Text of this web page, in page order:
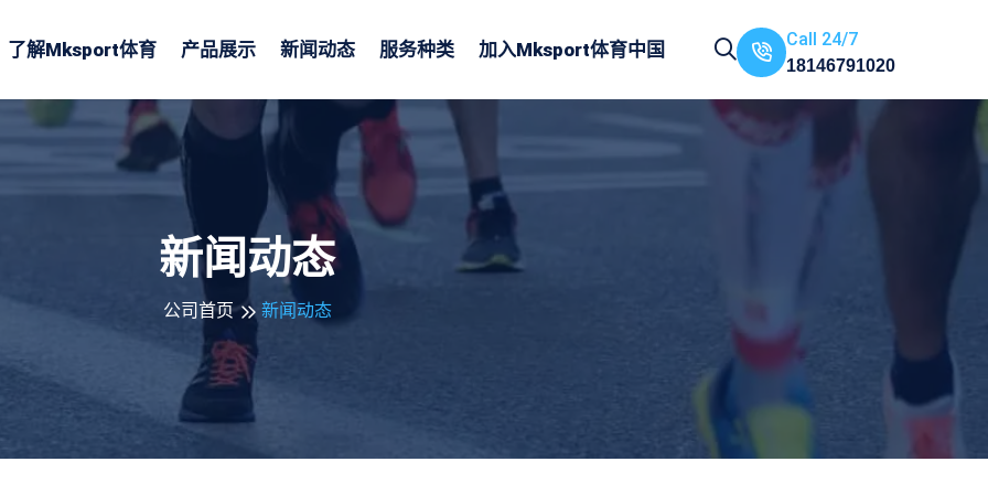
了解Mksport体育 产品展示 新闻动态 服务种类 加入Mksport体育中国 Call 24/7
18146791020
新闻动态
公司首页 新闻动态